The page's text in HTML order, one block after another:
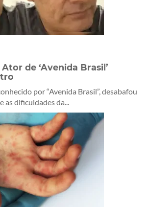
de ‘Avenida Brasil’
por “Avenida Brasil”, desabafou
as dificuldades da...